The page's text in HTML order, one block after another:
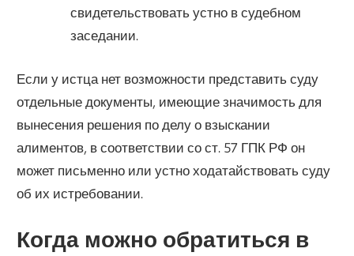
свидетельствовать устно в судебном
заседании.
Если у истца нет возможности представить суду
отдельные документы, имеющие значимость для
вынесения решения по делу о взыскании
алиментов, в соответствии со ст. 57 ГПК РФ он
может письменно или устно ходатайствовать суду
об их истребовании.
Когда можно обратиться в